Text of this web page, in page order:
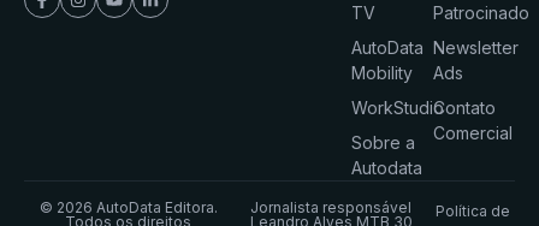
TV
AutoData
Mobility
WorkStudio
Sobre a
Autodata
Patrocinado
Newsletter
Ads
Contato
Comercial
© 2026 AutoData Editora.
Todos os direitos
Jornalista responsável
Leandro Alves MTB 30
Política de